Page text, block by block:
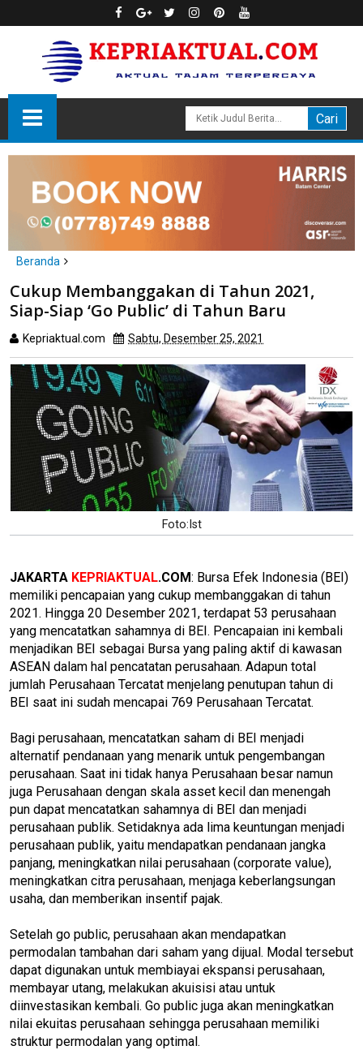
Beranda
Bisnis
Cukup Membanggakan di Tahun 2021, Siap-Siap ‘Go Public’ di
Tahun Baru
Cukup Membanggakan di Tahun 2021,
Siap-Siap ‘Go Public’ di Tahun Baru
Kepriaktual.com Sabtu, Desember 25, 2021
Foto:Ist
JAKARTA KEPRIAKTUAL.COM: Bursa Efek Indonesia (BEI)
memiliki pencapaian yang cukup membanggakan di tahun
2021. Hingga 20 Desember 2021, terdapat 53 perusahaan
yang mencatatkan sahamnya di BEI. Pencapaian ini kembali
menjadikan BEI sebagai Bursa yang paling aktif di kawasan
ASEAN dalam hal pencatatan perusahaan. Adapun total
jumlah Perusahaan Tercatat menjelang penutupan tahun di
BEI saat ini sudah mencapai 769 Perusahaan Tercatat.
Bagi perusahaan, mencatatkan saham di BEI menjadi
alternatif pendanaan yang menarik untuk pengembangan
perusahaan. Saat ini tidak hanya Perusahaan besar namun
juga Perusahaan dengan skala asset kecil dan menengah
pun dapat mencatatkan sahamnya di BEI dan menjadi
perusahaan publik. Setidaknya ada lima keuntungan menjadi
perusahaan publik, yaitu mendapatkan pendanaan jangka
panjang, meningkatkan nilai perusahaan (corporate value),
meningkatkan citra perusahaan, menjaga keberlangsungan
usaha, dan memberikan insentif pajak.
Setelah go public, perusahaan akan mendapatkan
permodalan tambahan dari saham yang dijual. Modal tersebut
dapat digunakan untuk membiayai ekspansi perusahaan,
membayar utang, melakukan akuisisi atau untuk
diinvestasikan kembali. Go public juga akan meningkatkan
nilai ekuitas perusahaan sehingga perusahaan memiliki
struktur permodalan yang optimal.